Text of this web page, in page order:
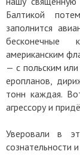
Балтикой
заполнится
бесконечные
американским
— с польским
еропланов,
тонн каждая.
агрессору и
Уверовали в
сознательности